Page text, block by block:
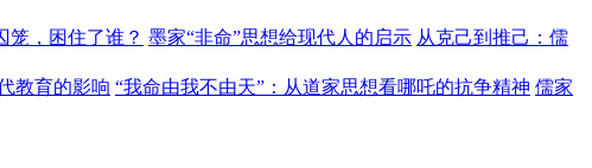
笼，困住了谁？ 墨家“非命”思想给现代人的启示 从克己到推己：儒
教育的影响 “我命由我不由天”：从道家思想看哪吒的抗争精神 儒家